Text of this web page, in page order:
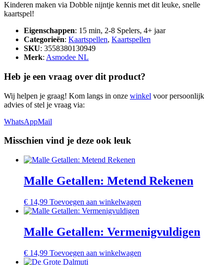
Kinderen maken via Dobble nijntje kennis met dit leuke, snelle
kaartspel!
Eigenschappen: 15 min, 2-8 Spelers, 4+ jaar
Categorieën: Kaartspellen, Kaartspellen
SKU: 3558380130949
Merk: Asmodee NL
Heb je een vraag over dit product?
Wij helpen je graag! Kom langs in onze winkel voor persoonlijk
advies of stel je vraag via:
WhatsAppMail
Misschien vind je deze ook leuk
Malle Getallen: Metend Rekenen
€ 14,99 Toevoegen aan winkelwagen
Malle Getallen: Vermenigvuldigen
€ 14,99 Toevoegen aan winkelwagen